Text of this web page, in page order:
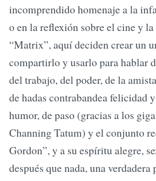
incomprendido homenaje a la
o en la reflexión sobre el cine y
“Matrix”, aquí deciden crear un
compartirlo y usarlo para hablar
del trabajo, del poder, de la
de hadas contrabandea felicidad
humor, de paso (gracias a los
Channing Tatum) y el conjunto
Gordon”, y a su espíritu alegre,
después que nada, una verdadera